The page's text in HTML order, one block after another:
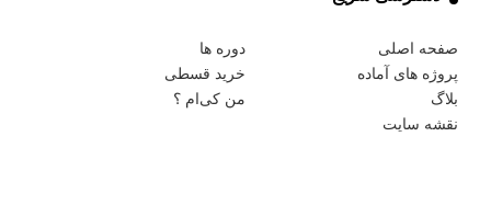
صفحه اصلی
دوره ها
پروژه های آماده
خرید قسطی
بلاگ
من کی‌ام ؟
نقشه سایت